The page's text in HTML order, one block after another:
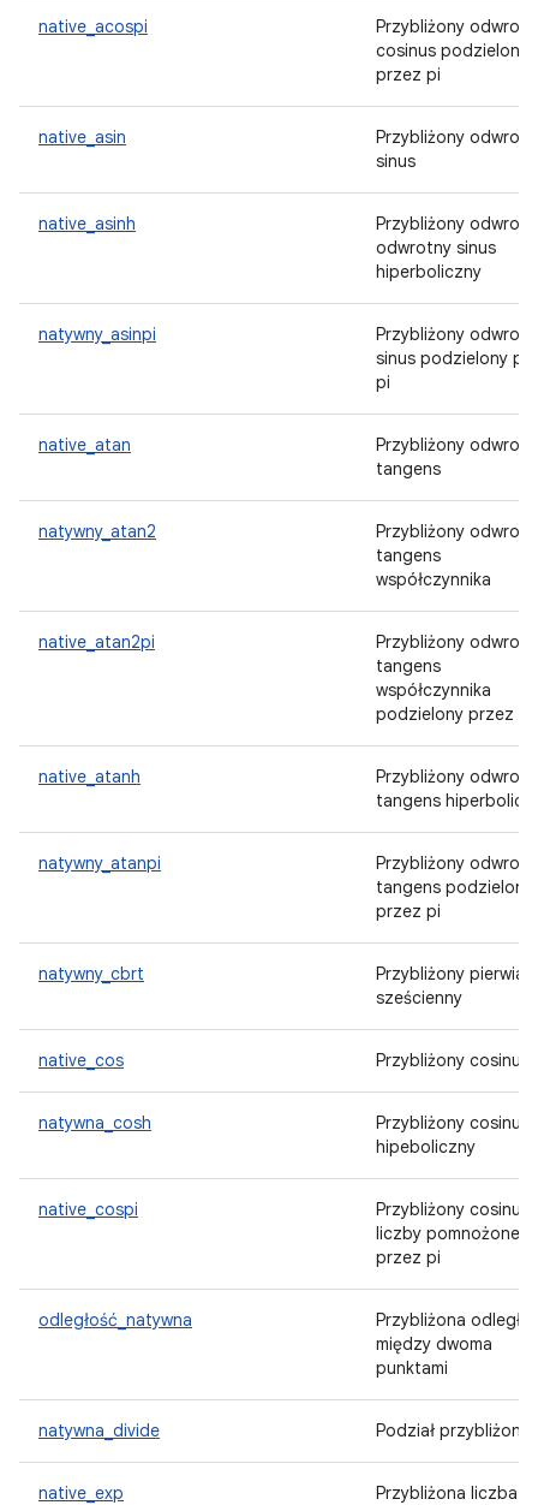
native_acospi
Przybliżony
cosinus podzielony
przez pi
native_asin
Przybliżony
sinus
native_asinh
Przybliżony
odwrotny sinus
hiperboliczny
natywny_asinpi
Przybliżony
sinus podzielony
pi
native_atan
Przybliżony
tangens
natywny_atan2
Przybliżony
tangens
współczynnika
native_atan2pi
Przybliżony
tangens
współczynnika
podzielony przez pi
native_atanh
Przybliżony
tangens
natywny_atanpi
Przybliżony
tangens podzielony
przez pi
natywny_cbrt
Przybliżony
sześcienny
native_cos Przybliżony cosinus
natywna_cosh
Przybliżony cosinus
hipeboliczny
native_cospi
Przybliżony cosinus
liczby pomnożonej
przez pi
odległość_natywna
Przybliżona
między dwoma
punktami
natywna_divide Podział przybliżony
native_exp
Przybliżona liczba e